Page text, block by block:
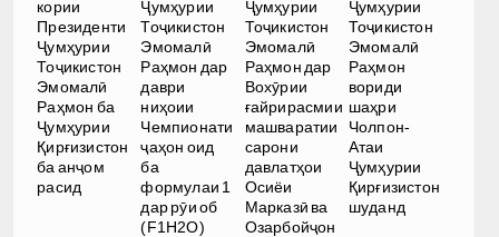
кории
Президенти
Ҷумҳурии
Тоҷикистон
Эмомалӣ
Раҳмон ба
Ҷумҳурии
Қирғизистон
ба анҷом
расид
Ҷумҳурии
Тоҷикистон
Эмомалӣ
Раҳмон дар
даври
ниҳоии
Чемпионати
ҷаҳон оид
ба
формулаи 1
дар рӯи об
(F1H2O)
Ҷумҳурии
Тоҷикистон
Эмомалӣ
Раҳмон дар
Вохӯрии
ғайрирасмии
машваратии
сарони
давлатҳои
Осиёи
Марказӣ ва
Озарбойҷон
Ҷумҳурии
Тоҷикистон
Эмомалӣ
Раҳмон
вориди
шаҳри
Чолпон-
Атаи
Ҷумҳурии
Қирғизистон
шуданд